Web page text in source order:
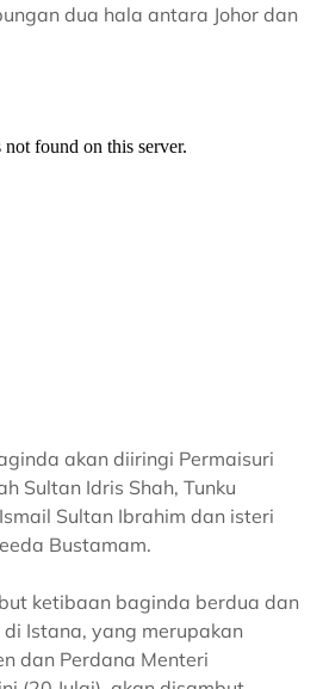
dua hala antara Johor dan
akan diiringi Permaisuri
Sultan Idris Shah, Tunku
Sultan Ibrahim dan isteri
Bustamam.
ketibaan baginda berdua dan
Istana, yang merupakan
dan Perdana Menteri